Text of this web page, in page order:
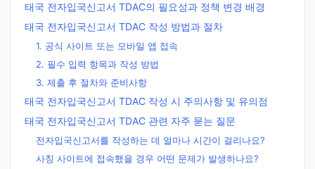
태국 전자입국신고서 TDAC의 필요성과 정책 변경 배경
태국 전자입국신고서 TDAC 작성 방법과 절차
1. 공식 사이트 또는 모바일 앱 접속
2. 필수 입력 항목과 작성 방법
3. 제출 후 절차와 준비사항
태국 전자입국신고서 TDAC 작성 시 주의사항 및 유의점
태국 전자입국신고서 TDAC 관련 자주 묻는 질문
전자입국신고서를 작성하는 데 얼마나 시간이 걸리나요?
사칭 사이트에 접속했을 경우 어떤 문제가 발생하나요?